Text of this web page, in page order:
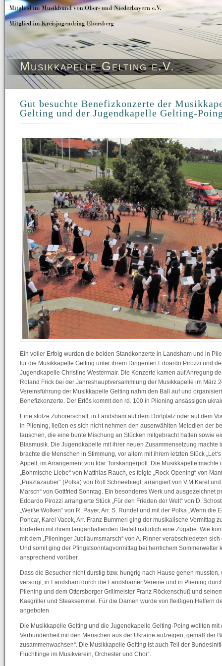
Musikkapelle Gelting e.V.
Gut besuchte Benefizkonzerte der
Gelting und der Jugendkapelle Gelting-
Ein voller Erfolg wurden die beiden Standkonzerte in Landsham und in
für die Musikkapelle Gelting unter ihrem Dirigenten Edoardo Pirozzi und
Jugendkapelle Christine Westermair. Die Konzerte kamen auf Anregung
Roland Frick bei der Jahreshauptversammlung der Musikkapelle im März
Vereinsführung der Musikkapelle Gelting nahm den Ball auf und
Benefizkonzerte. Der Erlös kommt den rd. 100 in Pliening ansässigen
Eine stolze Zuhörerschaft, in Landsham auf dem Dorfplatz oder auf dem
in Pliening, ließen es sich nicht nehmen den auserwählten Melodien der
lauschen, die eine bunte Mischung an Stücken mitgebracht hatten sowie
Blasmusik. Die Jugendkapelle mit ihrer neuen Zusammensetzung machte
brachte die Menschen in Stimmung, vor allem mit ihrem letzten Stück
Appell, im Arrangement von Idar Torskangerpoll. Die Musikkapelle machte
„Böhmische Liebe“ von Matthias Rauch, es folgte „Rock-Opening“ von
„Pusztazauber“ (Polka) von Rolf Schneebiegl, arrangiert von V.M.Karel
Marsch“ von Gottfried Sonntag. Ein besonderes Werk und ausgezeichnet
Edoardo Pirozzi arrangierte Stück „Für den Frieden der Welt“ von D.
„Weiße Wolken“ von R. Payer, Arr. S. Rundel und mit der Polka „Wenn die
Poncar, Karel Vacek, Arr. Franz Bummerl ging der musikalische Vormittag
forderten mit ihrem langanhaltenden Beifall natürlich eine Zugabe. Wie
mit dem „Plieninger Jubiläumsmarsch“ von A. Rinner verabschiedeten
Und somit ging der Pfingstsonntagvormittag bei herrlichem Sommerwetter
ansprechend vorüber.
Dass die Besucher nicht durstig bzw. hungrig nach Hause gehen
versorgt, in Landsham durch die Landshamer Vereine und in Pliening
Pliening und dem Ottersberger Grillmeister Franz Röckenschuß und
Kasgriller und Steaksemmel. Für die Damen wurde von fleißigen Helfern
angeboten.
Die Musikkapelle Gelting und die Jugendkapelle Gelting-Poing wollten mit
Verbundenheit mit den Menschen aus der Ukraine aufzeigen, gemäß der
zusammenwachsen“. Die Musikkapelle Gelting ist auch Teil der
Flüchtlinge im Musikverein, Orchester und Chor“.